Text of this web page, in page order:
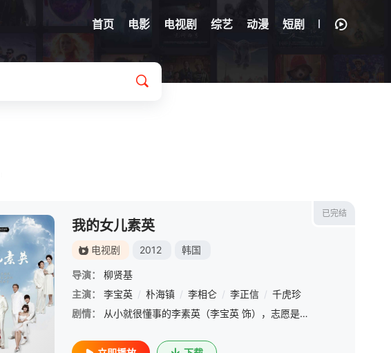
首页 电影 电视剧 综艺 动漫 短剧
柳伊秀 尹厦情 / 朴山多拉 / 李准 / 李侑菲 / 李正信 / 崔东旭 / 金俊秀
已完结
我的女儿素英
电视剧 2012 韩国
导演：
柳贤基
主演：
李宝英 / 朴海镇 / 李相仑 / 李正信 / 千虎珍
剧情：
从小就很懂事的李素英（李宝英 饰），志愿是和弟弟尚宇（朴海镇 饰）一起成为一名医生。但中途自己的父亲李项材（千浩振 饰）失业了。失业的父亲也不努力寻找工作，总是幻想着一夜暴富。赌博，借高利贷，拖累了素